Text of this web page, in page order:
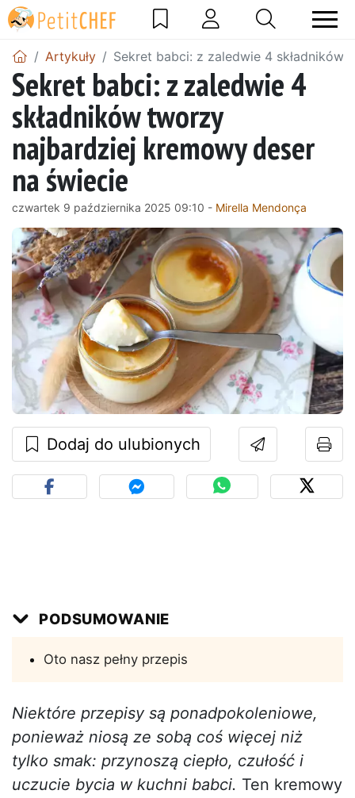
Artykuły Sekret babci: z zaledwie 4
Sekret babci: z zaledwie 4
składników tworzy
najbardziej kremowy deser
na świecie
czwartek 9 października 2025 09:10 - Mirella Mendonça
Dodaj do ulubionych
PODSUMOWANIE
Oto nasz pełny przepis
Niektóre przepisy są ponadpokoleniowe,
ponieważ niosą ze sobą coś więcej niż
tylko smak: przynoszą ciepło, czułość i
uczucie bycia w kuchni babci. Ten kremowy